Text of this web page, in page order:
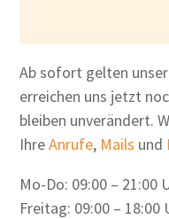
Ab sofort gelten
erreichen uns jetzt
bleiben unverändert.
IhreAnrufe, Mails und
Mo-Do: 09:00 – 21:00
Freitag: 09:00 – 18:00